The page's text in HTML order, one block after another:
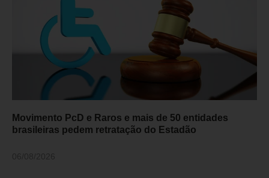
Movimento PcD e Raros e mais de 50 entidades
brasileiras pedem retratação do Estadão